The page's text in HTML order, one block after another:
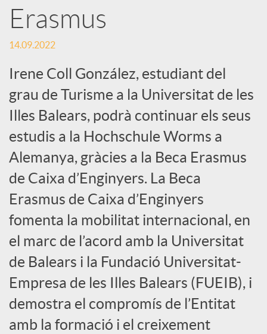
S
o
c
i
a
l
s
Erasmus
14.09.2022
Irene Coll González, estudiant del
grau de Turisme a la Universitat de les
Illes Balears, podrà continuar els seus
estudis a la Hochschule Worms a
Alemanya, gràcies a la Beca Erasmus
de Caixa d’Enginyers. La Beca
Erasmus de Caixa d’Enginyers
fomenta la mobilitat internacional, en
el marc de l’acord amb la Universitat
de Balears i la Fundació Universitat-
Empresa de les Illes Balears (FUEIB), i
demostra el compromís de l’Entitat
amb la formació i el creixement